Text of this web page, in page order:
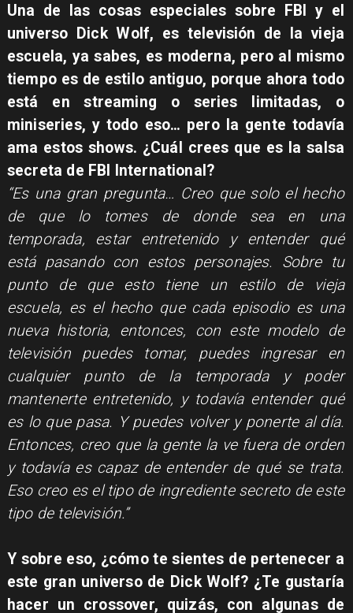
Una de las cosas especiales sobre FBI y el
universo Dick Wolf, es televisión de la vieja
escuela, ya sabes, es moderna, pero al mismo
tiempo es de estilo antiguo, porque ahora todo
está en streaming o series limitadas, o
miniseries, y todo eso… pero la gente todavía
ama estos shows. ¿Cuál crees que es la salsa
secreta de FBI International?
“Es una gran pregunta… Creo que solo el hecho
de que lo tomes de donde sea en una
temporada, estar entretenido y entender qué
está pasando con estos personajes. Sobre tu
punto de que esto tiene un estilo de vieja
escuela, es el hecho que cada episodio es una
nueva historia, entonces, con este modelo de
televisión puedes tomar, puedes ingresar en
cualquier punto de la temporada y poder
mantenerte entretenido, y todavía entender qué
es lo que pasa. Y puedes volver y ponerte al día.
Entonces, creo que la gente la ve fuera de orden
y todavía es capaz de entender de qué se trata.
Eso creo es el tipo de ingrediente secreto de este
tipo de televisión.”
Y sobre eso, ¿cómo te sientes de pertenecer a
este gran universo de Dick Wolf? ¿Te gustaría
hacer un crossover, quizás, con algunas de